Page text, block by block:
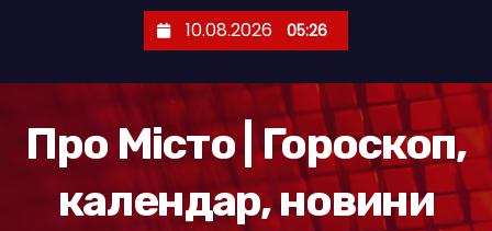
10.08.2026 05:26
Про Місто | Гороскоп,
календар, новини